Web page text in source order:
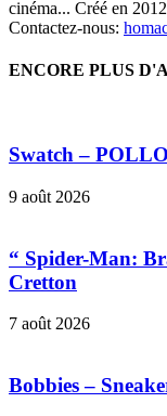
cinéma... Créé en
Contactez-nous:
ENCORE PLUS
Swatch –
9 août 2026
“ Spider-Man:
Cretton
7 août 2026
Bobbies –